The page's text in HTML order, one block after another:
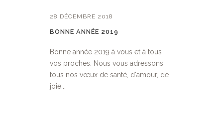
28 DÉCEMBRE 2018
BONNE ANNÉE 2019
Bonne année 2019 à vous et à tous
vos proches. Nous vous adressons
tous nos vœux de santé, d'amour, de
joie...